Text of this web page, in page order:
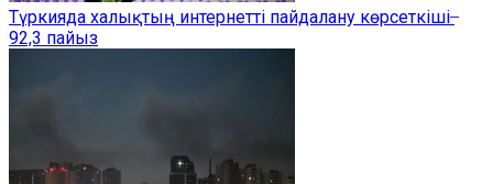
Түркияда халықтың интернетті пайдалану көрсеткіші ̶
92,3 пайыз